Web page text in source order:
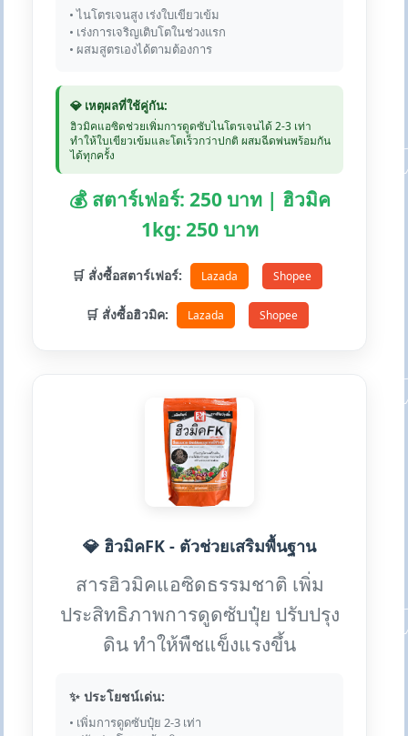
• ไนโตรเจนสูง เร่งใบเขียวเข้ม
• เร่งการเจริญเติบโตในช่วงแรก
• ผสมสูตรเองได้ตามต้องการ
💎 เหตุผลที่ใช้คู่กัน:
ฮิวมิคแอซิดช่วยเพิ่มการดูดซับไนโตรเจนได้ 2-3 เท่า
ทำให้ใบเขียวเข้มและโตเร็วกว่าปกติ ผสมฉีดพ่นพร้อมกัน
ได้ทุกครั้ง
💰 สตาร์เฟอร์: 250 บาท | ฮิวมิค
1kg: 250 บาท
🛒 สั่งซื้อสตาร์เฟอร์: Lazada Shopee
🛒 สั่งซื้อฮิวมิค: Lazada Shopee
💎 ฮิวมิคFK - ตัวช่วยเสริมพื้นฐาน
สารฮิวมิคแอซิดธรรมชาติ เพิ่ม
ประสิทธิภาพการดูดซับปุ๋ย ปรับปรุง
ดิน ทำให้พืชแข็งแรงขึ้น
✨ ประโยชน์เด่น:
• เพิ่มการดูดซับปุ๋ย 2-3 เท่า